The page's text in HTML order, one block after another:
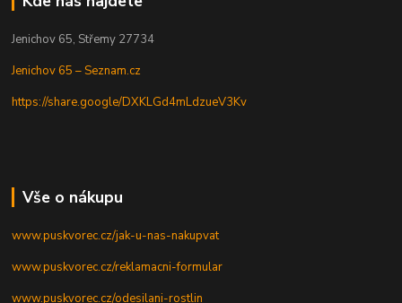
Jenichov 65, Střemy 27734
Jenichov 65 – Seznam.cz
https://share.google/DXKLGd4mLdzueV3Kv
Vše o nákupu
www.puskvorec.cz/jak-u-nas-nakupvat
www.puskvorec.cz/reklamacni-formular
www.puskvorec.cz/odesilani-rostlin